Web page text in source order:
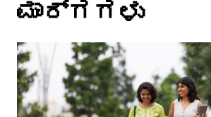
select
a
Press
the
escape
button
to
close
ಮಾರ್ಗಗಳು